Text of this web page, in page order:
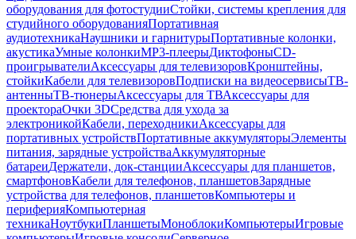
оборудования для фотостудииСтойки, системы крепления для
студийного оборудованияПортативная
аудиотехникаНаушники и гарнитурыПортативные колонки,
акустикаУмные колонкиMP3-плеерыДиктофоныCD-
проигрывателиАксессуары для телевизоровКронштейны,
стойкиКабели для телевизоровПодписки на видеосервисыТВ-
антенныТВ-тюнерыАксессуары для ТВАксессуары для
проектораОчки 3DСредства для ухода за
электроникойКабели, переходникиАксессуары для
портативных устройствПортативные аккумуляторыЭлементы
питания, зарядные устройстваАккумуляторные
батареиДержатели, док-станцииАксессуары для планшетов,
смартфоновКабели для телефонов, планшетовЗарядные
устройства для телефонов, планшетовКомпьютеры и
периферияКомпьютерная
техникаНоутбукиПланшетыМоноблокиКомпьютерыИгровые